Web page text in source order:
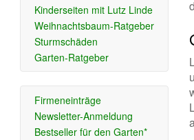
Kinderseiten mit Lutz Linde
Weihnachtsbaum-Ratgeber
Sturmschäden
Garten-Ratgeber
Firmeneinträge
Newsletter-Anmeldung
Bestseller für den Garten*